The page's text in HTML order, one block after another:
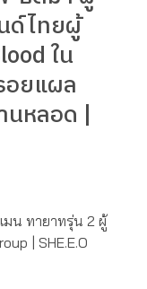
ด์ไทยผู้
ใน
ยแผล
นหลอด |